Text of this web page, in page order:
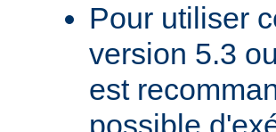
Pour utiliser
version 5.3
est
possible